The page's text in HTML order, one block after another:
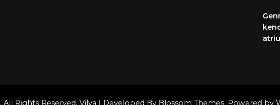
. All Rights Reserved. Vilva | Developed By Blossom Themes. Powered by